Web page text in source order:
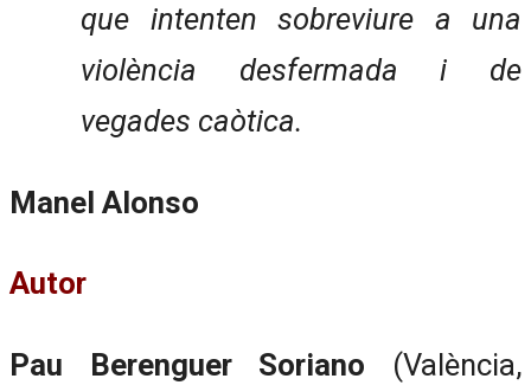
que intenten sobreviure a una
violència desfermada i de
vegades caòtica.
Manel Alonso
Autor
Pau Berenguer Soriano (València,